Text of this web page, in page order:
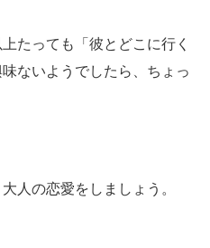
たっても「彼とどこに行く
ないようでしたら、ちょっ
人の恋愛をしましょう。